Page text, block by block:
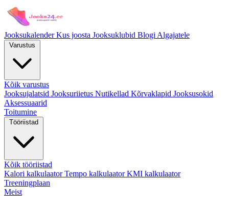
JooksukalenderKus joosta Jooksuklubid Blogi Algajatele
Kõik varustus
Jooksujalatsid Jooksuriietus Nutikellad Kõrvaklapid Jooksusokid
Aksessuaarid
Toitumine
Kõik tööriistad
Kalori kalkulaatorTempo kalkulaatorKMI kalkulaator
Treeningplaan
Meist